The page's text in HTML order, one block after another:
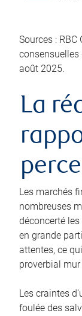
Sources :
consensuelles
août 2025.
La
Les marchés
nombreuses
déconcerté
en grande
attentes, ce
proverbial mur
Les craintes
foulée des